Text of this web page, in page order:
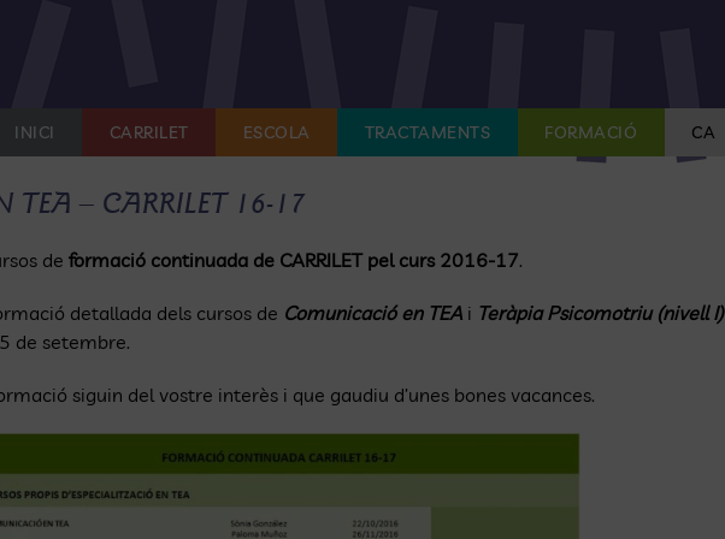
INICI CARRILET ESCOLA TRACTAMENTS FORMACIÓ CA
TEA – CARRILET 16-17
de formació continuada de CARRILET pel curs 2016-17.
detallada dels cursos de Comunicació en TEA i Teràpia Psicomotriu (nivell I)
de setembre.
siguin del vostre interès i que gaudiu d’unes bones vacances.